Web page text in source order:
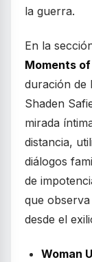
la guerra.
En la
Moments
duración de
Shaden
mirada
distancia,
diálogos
de
que
desde el
Woman